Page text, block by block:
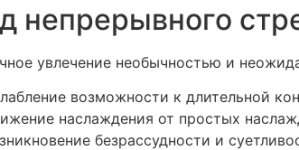
непрерывного
увлечение необычностью и
возможности к длительной
наслаждения от простых
безрассудности и